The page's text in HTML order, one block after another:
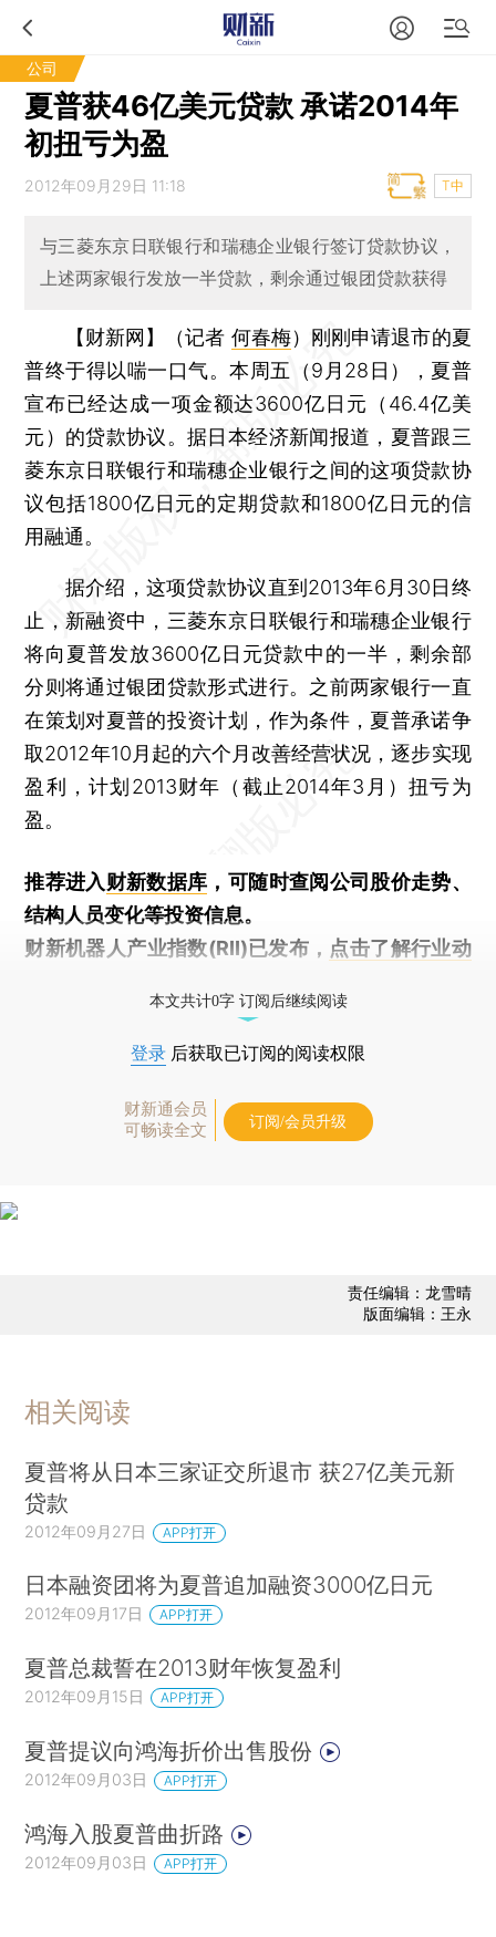
公司
夏普获46亿美元贷款 承诺2014年
初扭亏为盈
2012年09月29日 11:18 T中
与三菱东京日联银行和瑞穗企业银行签订贷款协议，
上述两家银行发放一半贷款，剩余通过银团贷款获得
【财新网】（记者 何春梅） 刚刚申请退市的夏
普终于得以喘一口气。本周五（9月28日），夏普
宣布已经达成一项金额达3600亿日元（46.4亿美
元）的贷款协议。据日本经济新闻报道，夏普跟三
菱东京日联银行和瑞穗企业银行之间的这项贷款协
议包括1800亿日元的定期贷款和1800亿日元的信
用融通。
据介绍，这项贷款协议直到2013年6月30日终
止，新融资中，三菱东京日联银行和瑞穗企业银行
将向夏普发放3600亿日元贷款中的一半，剩余部
分则将通过银团贷款形式进行。之前两家银行一直
在策划对夏普的投资计划，作为条件，夏普承诺争
取2012年10月起的六个月改善经营状况，逐步实现
盈利，计划2013财年（截止2014年3月）扭亏为
盈。
推荐进入财新数据库 ，可随时查阅公司股价走势、
结构人员变化等投资信息。
财新机器人产业指数(RII)已发布， 点击了解行业动
本文共计0字 订阅后继续阅读
登录 后获取已订阅的阅读权限
财新通会员
可畅读全文
订阅/会员升级
责任编辑：龙雪晴
版面编辑：王永
相关阅读
夏普将从日本三家证交所退市 获27亿美元新
贷款
2012年09月27日 APP打开
日本融资团将为夏普追加融资3000亿日元
2012年09月17日 APP打开
夏普总裁誓在2013财年恢复盈利
2012年09月15日 APP打开
夏普提议向鸿海折价出售股份
2012年09月03日 APP打开
鸿海入股夏普曲折路
2012年09月03日 APP打开